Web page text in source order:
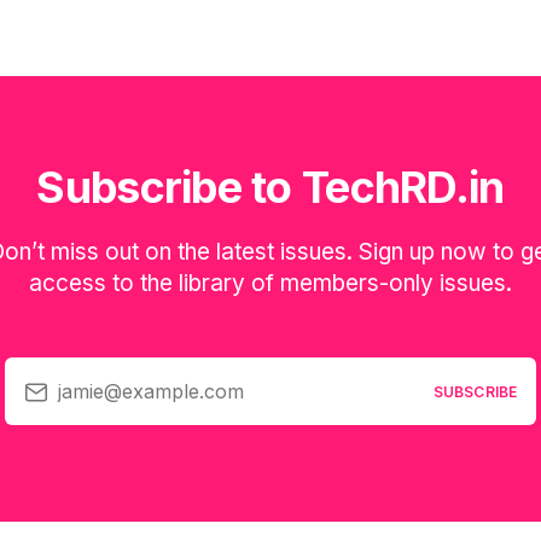
Subscribe to TechRD.in
miss out on the latest issues. Sign up now to
access to the library of members-only issues.
jamie@example.com SUBSCRIBE